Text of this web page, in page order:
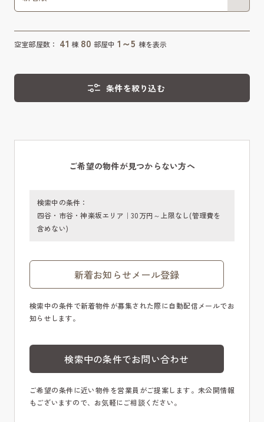
空室部屋数： 41 棟 80 部屋中 1～5 棟を表示
条件を絞り込む
ご希望の物件が見つからない方へ
検索中の条件：
四谷・市谷・神楽坂エリア｜30万円～上限なし(管理費を
含めない)
新着お知らせメール登録
検索中の条件で新着物件が募集された際に自動配信メールでお
知らせします。
検索中の条件でお問い合わせ
ご希望の条件に近い物件を営業員がご提案します。未公開情報
もございますので、お気軽にご相談ください。